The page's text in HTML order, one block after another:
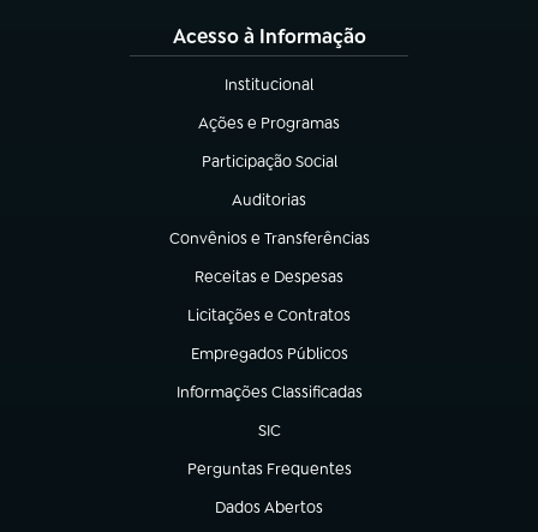
Acesso à Informação
Institucional
(abre em nova aba)
Ações e Programas
(abre em nova aba)
Participação Social
(abre em nova aba)
Auditorias
(abre em nova aba)
Convênios e Transferências
(abre em nova aba)
Receitas e Despesas
(abre em nova aba)
Licitações e Contratos
(abre em nova aba)
Empregados Públicos
(abre em nova aba)
Informações Classificadas
(abre em nova aba)
SIC
(abre em nova aba)
Perguntas Frequentes
(abre em nova aba)
Dados Abertos
(abre em nova aba)